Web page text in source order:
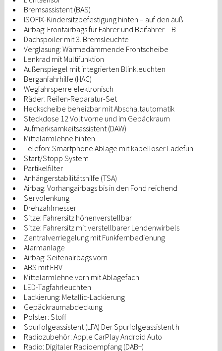
Bremsassistent (BAS)
ISOFIX-Kindersitzbefestigung hinten – auf den äuß
Airbag: Frontairbags für Fahrer und Beifahrer – B
Dachspoiler mit 3. Bremsleuchte
Verglasung: Wärmedämmende Frontscheibe
Lenkrad mit Multifunktion
Außenspiegel mit integrierten Blinkleuchten
Berganfahrhilfe (HAC)
Wegfahrsperre elektronisch
Räder: Reifen-Reparatur-Set
Heckscheibe beheizbar mit Abschaltautomatik
Steckdose 12 Volt vorne und im Gepäckraum
Aufmerksamkeitsassistent (DAW)
Mittelarmlehne hinten
Telefon: Smartphone Ablage mit kabelloser Ladefun
Start/Stopp System
Partikelfilter
Anhängerstabilitätshilfe (TSA)
Airbag: Vorhangairbags bis in den Fond reichend
Servolenkung
Drehzahlmesser
Sitze: Fahrersitz höhenverstellbar
Sitze: Fahrersitz mit verstellbarer Lendenwirbels
Zentralverriegelung mit Funkfernbedienung
Alarmanlage
Airbag: Seitenairbags vorn
ABS mit EBV
Mittelarmlehne vorn mit Ablagefach
LED-Tagfahrleuchten
Lackierung: Metallic-Lackierung
Gepäckraumabdeckung
Polster: Stoff
Spurfolgeassistent (LFA) Der Spurfolgeassistent h
Radiozubehör: Apple CarPlay Android Auto
Radio: Digitaler Radioempfang (DAB+)